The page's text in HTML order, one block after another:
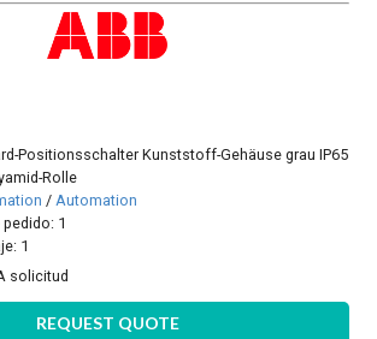
Positionsschalter Kunststoff-Gehäuse grau IP65
Rolle
/ Automation
1
1
solicitud
REQUEST QUOTE